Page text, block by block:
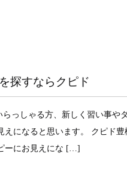
探すならクピド
っしゃる方、新しく習い事や
になると思います。 クピド
ーにお見えにな […]